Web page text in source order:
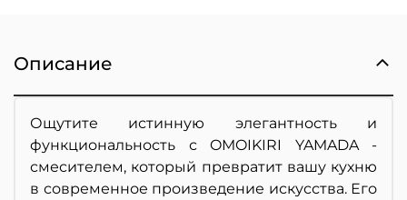
Описание
Ощутите истинную элегантность и
функциональность с OMOIKIRI YAMADA -
смесителем, который превратит вашу кухню
в современное произведение искусства. Его